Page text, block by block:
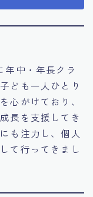
年中・年長クラ
ども一人ひとり
心がけており、
長を支援してき
も注力し、個人
て行ってきまし